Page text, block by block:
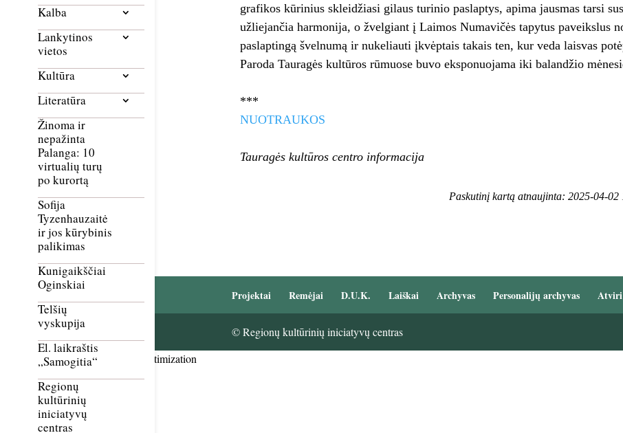
Kalba
Lankytinos
vietos
Kultūra
Literatūra
Žinoma ir
nepažinta
Palanga: 10
virtualių turų
po kurortą
Sofija
Tyzenhauzaitė
ir jos kūrybinis
palikimas
Kunigaikščiai
Oginskiai
Telšių
vyskupija
El. laikraštis
„Samogitia“
Regionų
kultūrinių
iniciatyvų
centras
grafikos kūrinius skleidžiasi gilaus turinio paslaptys, apima jausmas tarsi
užliejančia harmonija, o žvelgiant į Laimos Numavičės tapytus paveikslus
paslaptingą švelnumą ir nukeliauti įkvėptais takais ten, kur veda laisvas
Paroda Tauragės kultūros rūmuose buvo eksponuojama iki balandžio
***
NUOTRAUKOS
Tauragės kultūros centro informacija
Paskutinį kartą atnaujinta: 2025-04-02
Projektai Remėjai D.U.K. Laiškai Archyvas Personalijų archyvas Atviri
© Regionų kultūrinių iniciatyvų centras
Smush Image Compression and Optimization